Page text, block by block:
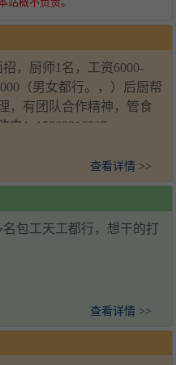
，厨师1名，工资6000-
（男女都行。，）后厨帮
，有团队合作精神，管食
电：15809316007
查看详情 >>
包工天工都行，想干的打
查看详情 >>